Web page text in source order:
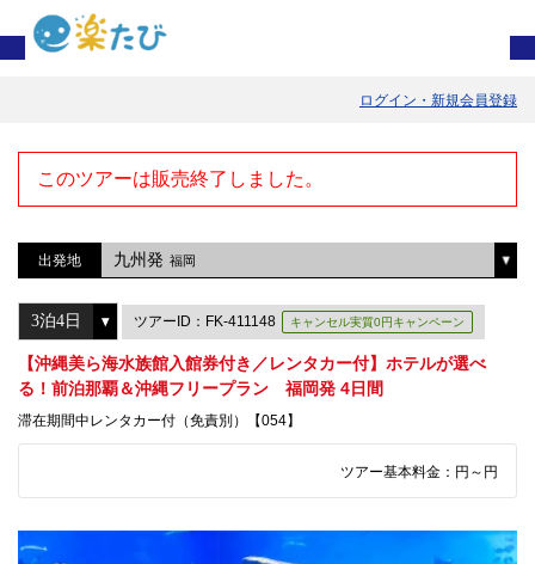
ログイン・新規会員登録
このツアーは販売終了しました。
出発地 九州発 福岡
ツアーID：FK-411148 キャンセル実質0円キャンペーン
【沖縄美ら海水族館入館券付き／レンタカー付】ホテルが選べ
る！前泊那覇＆沖縄フリープラン 福岡発 4日間
滞在期間中レンタカー付（免責別）【054】
ツアー基本料金： 円～ 円